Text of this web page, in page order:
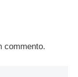
commento.